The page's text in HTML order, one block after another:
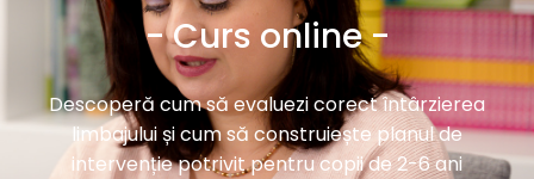
- Curs online -
Descoperă cum să evaluezi corect întârzierea
limbajului și cum să construiește planul de
intervenție potrivit pentru copii de 2-6 ani